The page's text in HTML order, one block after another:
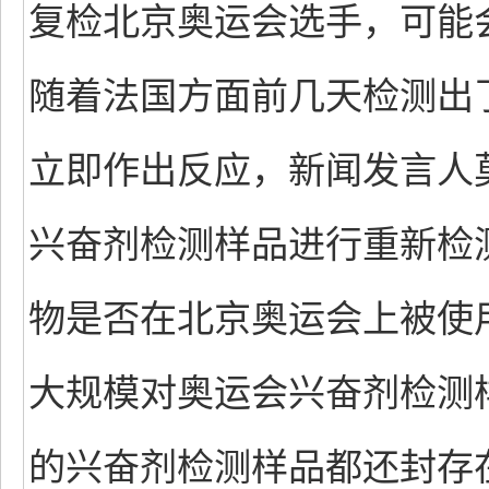
复检北京奥运会选手，可能
随着法国方面前几天检测
立即作出反应，新闻发言
兴奋剂检测样品进行重新
物是否在北京奥运会上被
大规模对奥运会兴奋剂检
的兴奋剂检测样品都还封